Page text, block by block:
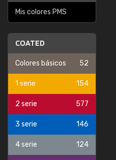
Mis colores PMS
COATED
Colores básicos 52
1 serie 154
2 serie 577
3 serie 146
4 serie 124